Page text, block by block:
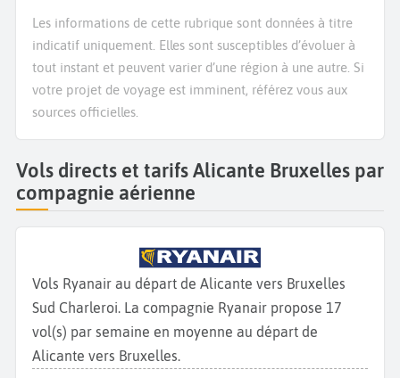
Les informations de cette rubrique sont données à titre
indicatif uniquement. Elles sont susceptibles d’évoluer à
tout instant et peuvent varier d’une région à une autre. Si
votre projet de voyage est imminent, référez vous aux
sources officielles.
Vols directs et tarifs Alicante Bruxelles par
compagnie aérienne
Vols Ryanair au départ de Alicante vers Bruxelles
Sud Charleroi. La compagnie Ryanair propose 17
vol(s) par semaine en moyenne au départ de
Alicante vers Bruxelles.